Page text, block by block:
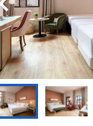
select
a
date.
Press
the
question
mark
key
to
get
the